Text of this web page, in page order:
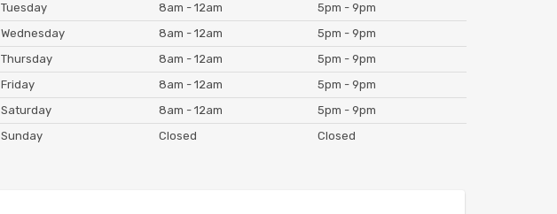
Tuesday
8am - 12am
5pm - 9pm
Wednesday
8am - 12am
5pm - 9pm
Thursday
8am - 12am
5pm - 9pm
Friday
8am - 12am
5pm - 9pm
Saturday
8am - 12am
5pm - 9pm
Sunday
Closed Closed